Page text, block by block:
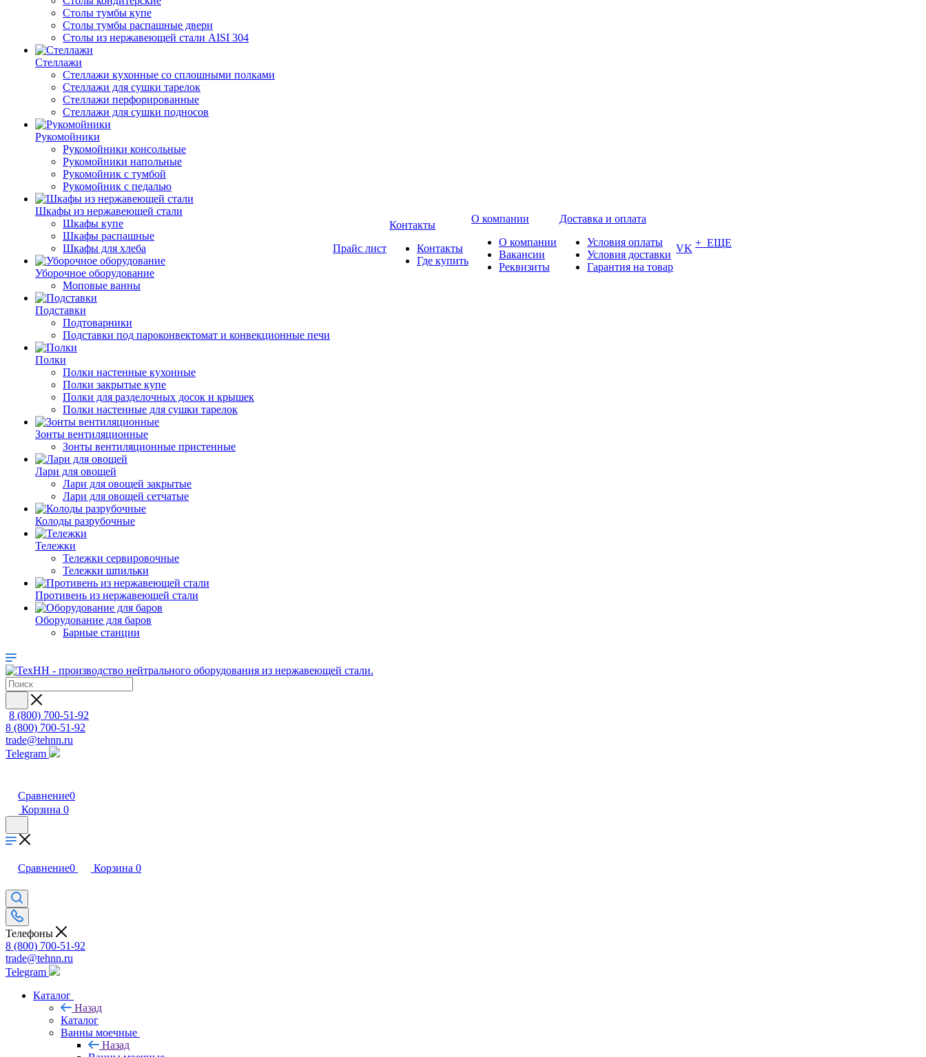
Столы тумбы купе
Столы тумбы распашные двери
Столы из нержавеющей стали AISI 304
Стеллажи
Стеллажи кухонные со сплошными полками
Стеллажи для сушки тарелок
Стеллажи перфорированные
Стеллажи для сушки подносов
Рукомойники
Рукомойники консольные
Рукомойники напольные
Рукомойник с тумбой
Рукомойник с педалью
Шкафы из нержавеющей стали
Шкафы купе
Шкафы распашные
Шкафы для хлеба
Уборочное оборудование
Моповые ванны
Подставки
Подтоварники
Подставки под пароконвектомат и конвекционные печи
Полки
Полки настенные кухонные
Полки закрытые купе
Полки для разделочных досок и крышек
Полки настенные для сушки тарелок
Зонты вентиляционные
Зонты вентиляционные пристенные
Лари для овощей
Лари для овощей закрытые
Лари для овощей сетчатые
Колоды разрубочные
Тележки
Тележки сервировочные
Тележки шпильки
Противень из нержавеющей стали
Оборудование для баров
Барные станции
Прайс лист
Контакты
Контакты
Где купить
О компании
О компании
Вакансии
Реквизиты
Доставка и оплата
Условия оплаты
Условия доставки
Гарантия на товар
VK + ЕЩЕ
8 (800) 700-51-92
8 (800) 700-51-92
trade@tehnn.ru
Telegram
Сравнение0
Корзина 0
Сравнение0 Корзина 0
Телефоны
8 (800) 700-51-92
trade@tehnn.ru
Telegram
Каталог
Назад
Каталог
Ванны моечные
Назад